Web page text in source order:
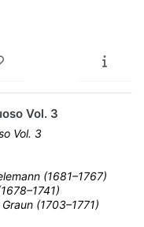
Vol. 3
Vol. 3
(1681–1767)
(1703–1771)